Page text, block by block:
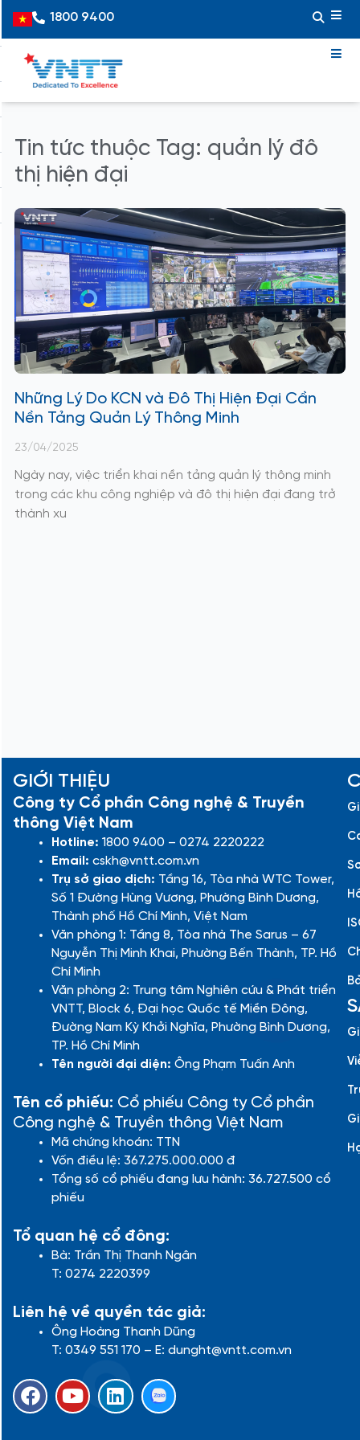
content
Vietnamese
1800 9400
Tin tức thuộc Tag: quản lý đô
thị hiện đại
Những Lý Do KCN và Đô Thị Hiện Đại Cần
Nền Tảng Quản Lý Thông Minh
23/04/2025
Ngày nay, việc triển khai nền tảng quản lý thông minh
trong các khu công nghiệp và đô thị hiện đại đang trở
thành xu
GIỚI THIỆU
Công ty Cổ phần Công nghệ & Truyền
thông Việt Nam
Hotline: 1800 9400 – 0274 2220222
Email: cskh@vntt.com.vn
Trụ sở giao dịch: Tầng 16, Tòa nhà WTC Tower,
Số 1 Đường Hùng Vương, Phường Bình Dương,
Thành phố Hồ Chí Minh, Việt Nam
Văn phòng 1: Tầng 8, Tòa nhà The Sarus – 67
Nguyễn Thị Minh Khai, Phường Bến Thành, TP. Hồ
Chí Minh
Văn phòng 2: Trung tâm Nghiên cứu & Phát triển
VNTT, Block 6, Đại học Quốc tế Miền Đông,
Đường Nam Kỳ Khởi Nghĩa, Phường Bình Dương,
TP. Hồ Chí Minh
Tên người đại diện: Ông Phạm Tuấn Anh
Tên cổ phiếu: Cổ phiếu Công ty Cổ phần
Công nghệ & Truyền thông Việt Nam
Mã chứng khoán: TTN
Vốn điều lệ: 367.275.000.000 đ
Tổng số cổ phiếu đang lưu hành: 36.727.500 cổ
phiếu
Tổ quan hệ cổ đông:
Bà: Trần Thị Thanh Ngân
T: 0274 2220399
Liên hệ về quyền tác giả:
Ông Hoàng Thanh Dũng
T: 0349 551 170 – E: dunght@vntt.com.vn
F
a
Y
o
L
i